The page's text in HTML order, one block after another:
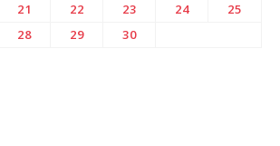
21 22 23 24
25
28 29
30